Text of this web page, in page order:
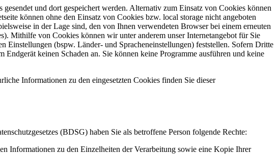
und dort gespeichert werden. Alternativ zum Einsatz von Cookies können
können ohne den Einsatz von Cookies bzw. local storage nicht angeboten
in der Lage sind, den von Ihnen verwendeten Browser bei einem erneuten
Mithilfe von Cookies können wir unter anderem unser Internetangebot für Sie
(bspw. Länder- und Spracheneinstellungen) feststellen. Sofern Dritte
keinen Schaden an. Sie können keine Programme ausführen und keine
Informationen zu den eingesetzten Cookies finden Sie dieser
(BDSG) haben Sie als betroffene Person folgende Rechte:
Informationen zu den Einzelheiten der Verarbeitung sowie eine Kopie Ihrer